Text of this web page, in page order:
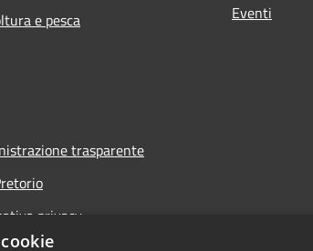
e pesca
Eventi
trasparente
privacy